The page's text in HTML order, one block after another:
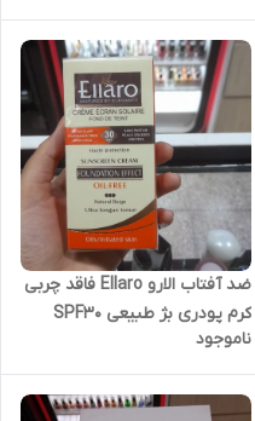
ضد آفتاب الارو Ellaro فاقد چربی
کرم پودری بژ طبیعی SPF30
ناموجود